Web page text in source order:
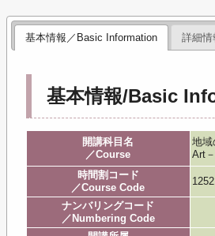
基本情報／Basic Information 詳細
基本情報/Basic
開講科目名
／Course
地域
Art－
時間割コード
／Course Code
ナンバリングコード
／Numbering Code